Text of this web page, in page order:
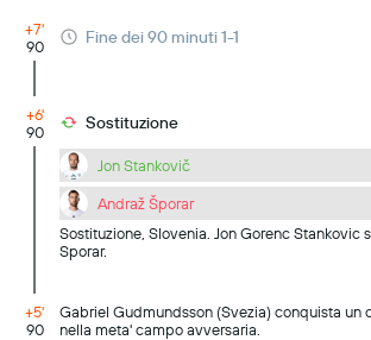
+7'
90
Fine dei 90 minuti 1-1
+6'
90
Sostituzione
Jon Stankovič
Andraž Šporar
Sostituzione, Slovenia. Jon Gorenc Stankovic
Sporar.
+5'
90
Gabriel Gudmundsson (Svezia) conquista un
nella meta' campo avversaria.